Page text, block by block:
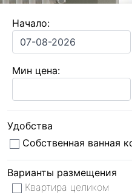
Начало:
Мин цена:
Удобства
Собственная ванная
Варианты размещения
Квартира целиком